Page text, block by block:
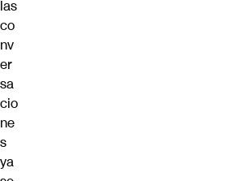
las
co
nv
er
sa
cio
ne
s
ya